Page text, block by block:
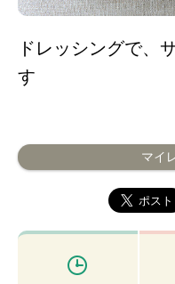
ドレッシングで、
す
マイ